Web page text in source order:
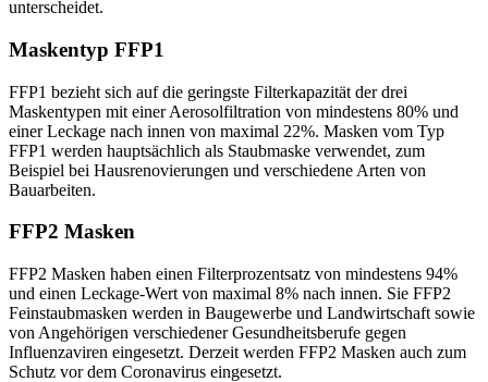
unterscheidet.
Maskentyp FFP1
FFP1 bezieht sich auf die geringste Filterkapazität der drei
Maskentypen mit einer Aerosolfiltration von mindestens 80% und
einer Leckage nach innen von maximal 22%. Masken vom Typ
FFP1 werden hauptsächlich als Staubmaske verwendet, zum
Beispiel bei Hausrenovierungen und verschiedene Arten von
Bauarbeiten.
FFP2 Masken
FFP2 Masken haben einen Filterprozentsatz von mindestens 94%
und einen Leckage-Wert von maximal 8% nach innen. Sie FFP2
Feinstaubmasken werden in Baugewerbe und Landwirtschaft sowie
von Angehörigen verschiedener Gesundheitsberufe gegen
Influenzaviren eingesetzt. Derzeit werden FFP2 Masken auch zum
Schutz vor dem Coronavirus eingesetzt.